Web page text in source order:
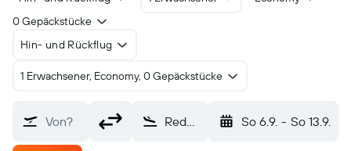
0 Gepäckstücke
Hin- und Rückflug
1 Erwachsener, Economy, 0 Gepäckstücke
Von? Redmond (RDM) So 6.9. - So 13.9.